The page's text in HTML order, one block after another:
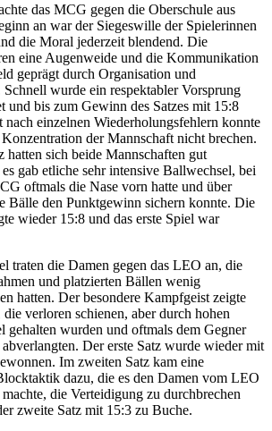
das MCG gegen die Oberschule aus
an war der Siegeswille der Spielerinnen
die Moral jederzeit blendend. Die
eine Augenweide und die Kommunikation
geprägt durch Organisation und
Schnell wurde ein respektabler Vorsprung
und bis zum Gewinn des Satzes mit 15:8
nach einzelnen Wiederholungsfehlern konnte
der Mannschaft nicht brechen.
hatten sich beide Mannschaften gut
gab etliche sehr intensive Ballwechsel, bei
oftmals die Nase vorn hatte und über
Bälle den Punktgewinn sichern konnte. Die
wieder 15:8 und das erste Spiel war
traten die Damen gegen das LEO an, die
und platzierten Bällen wenig
hatten. Der besondere Kampfgeist zeigte
verloren schienen, aber durch hohen
gehalten wurden und oftmals dem Gegner
Der erste Satz wurde wieder mit
Im zweiten Satz kam eine
dazu, die es den Damen vom LEO
die Verteidigung zu durchbrechen
zweite Satz mit 15:3 zu Buche.